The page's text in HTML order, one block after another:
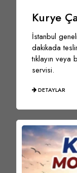
Kurye
İstanbul
dakikada
tıklayın
servisi.
DETAYLAR